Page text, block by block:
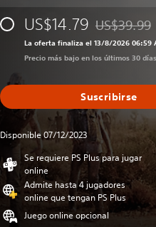
US$14.79 Rebajado
US$39.99
La oferta finaliza el 13/8/2026 06:59
Precio más bajo en los últimos 30
Suscribirse
Disponible 07/12/2023
Se requiere PS Plus para jugar
online
Admite hasta 4 jugadores
online que tengan PS Plus
Juego online opcional